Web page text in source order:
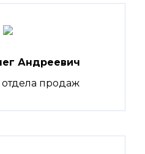
Андреевич
продаж